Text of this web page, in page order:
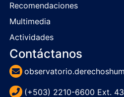
Recomendaciones
Multimedia
Actividades
Contáctanos
(+503) 2210-6600 Ext.